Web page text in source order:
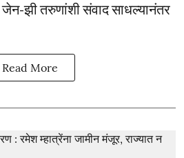
जेन-झी तरुणांशी संवाद साधल्यानंतर
Read More